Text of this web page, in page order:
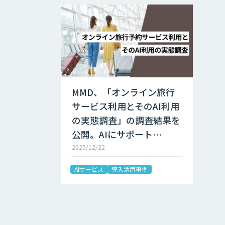
MMD、「オンライン旅行
サービス利用とそのAI利用
の実態調査」の調査結果を
公開。AIにサポート…
2025/12/22
AIサービス 導入活用事例